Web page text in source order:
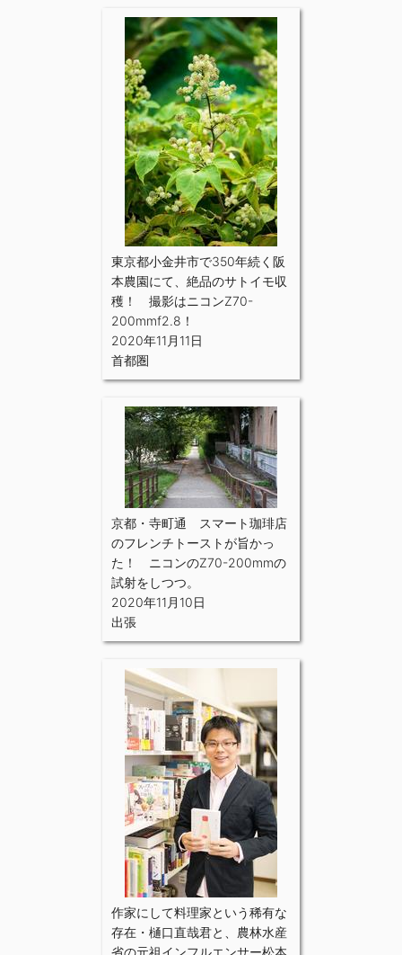
東京都小金井市で350年続く阪
本農園にて、絶品のサトイモ収
穫！ 撮影はニコンZ70-
200mmf2.8！
2020年11月11日
首都圏
京都・寺町通 スマート珈琲店
のフレンチトーストが旨かっ
た！ ニコンのZ70-200mmの
試射をしつつ。
2020年11月10日
出張
作家にして料理家という稀有な
存在・樋口直哉君と、農林水産
省の元祖インフルエンサー松本